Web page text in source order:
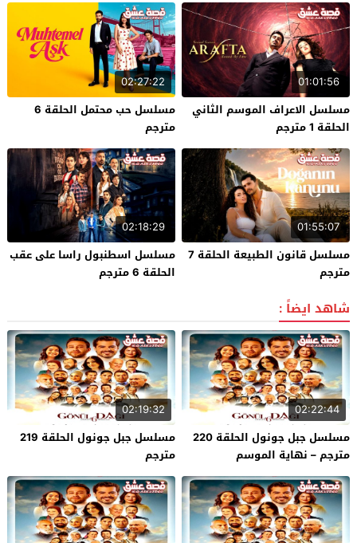
01:01:56
مسلسل الاعراف الموسم الثاني
الحلقة 1 مترجم
02:27:22
مسلسل حب محتمل الحلقة 6
مترجم
01:55:07
مسلسل قانون الطبيعة الحلقة 7
مترجم
02:18:29
مسلسل اسطنبول راسا على عقب
الحلقة 6 مترجم
شاهد ايضاً :
02:22:44
مسلسل جبل جونول الحلقة 220
مترجم – نهاية الموسم
02:19:32
مسلسل جبل جونول الحلقة 219
مترجم